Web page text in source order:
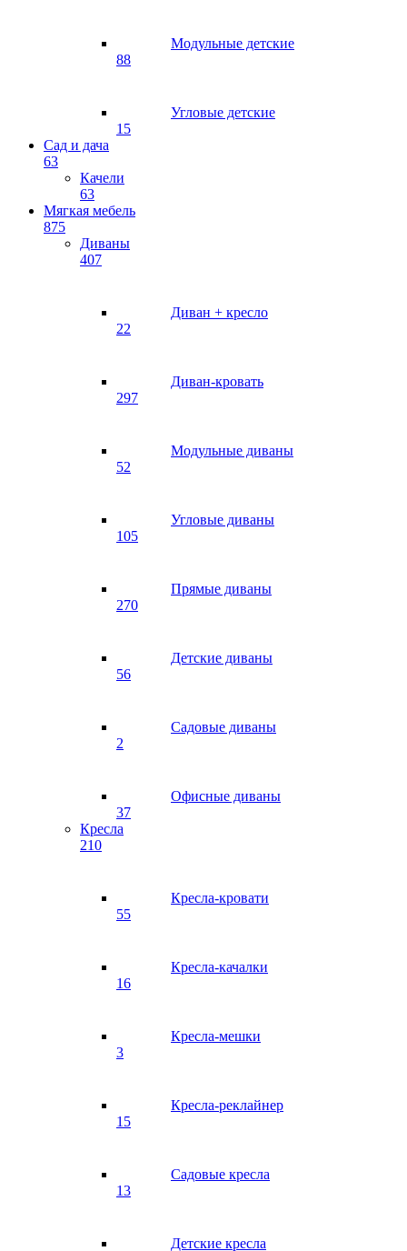
Модульные детские
88
Угловые детские
15
Сад и дача
63
Качели
63
Мягкая мебель
875
Диваны
407
Диван + кресло
22
Диван-кровать
297
Модульные диваны
52
Угловые диваны
105
Прямые диваны
270
Детские диваны
56
Садовые диваны
2
Офисные диваны
37
Кресла
210
Кресла-кровати
55
Кресла-качалки
16
Кресла-мешки
3
Кресла-реклайнер
15
Садовые кресла
13
Детские кресла